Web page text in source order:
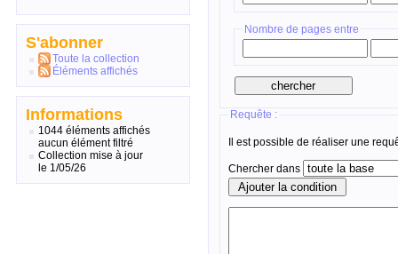
S'abonner
Toute la collection
Éléments affichés
Informations
1044 éléments affichés
aucun élément filtré
Collection mise à jour
le 1/05/26
Nombre de pages entre
Requête :
Il est possible de réaliser une
Chercher dans